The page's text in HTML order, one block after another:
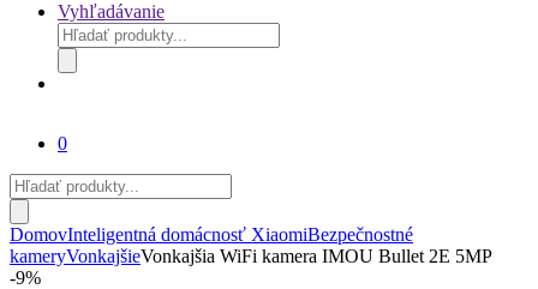
Vyhľadávanie
Products
search
0
Products
search
DomovInteligentná domácnosť XiaomiBezpečnostné
kameryVonkajšieVonkajšia WiFi kamera IMOU Bullet 2E 5MP
-9%